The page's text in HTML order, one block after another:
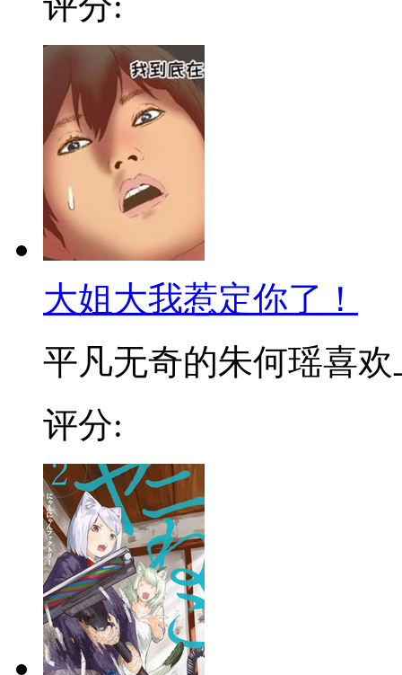
大姐大我惹定你了！
平凡无奇的朱何瑶喜欢
评分: